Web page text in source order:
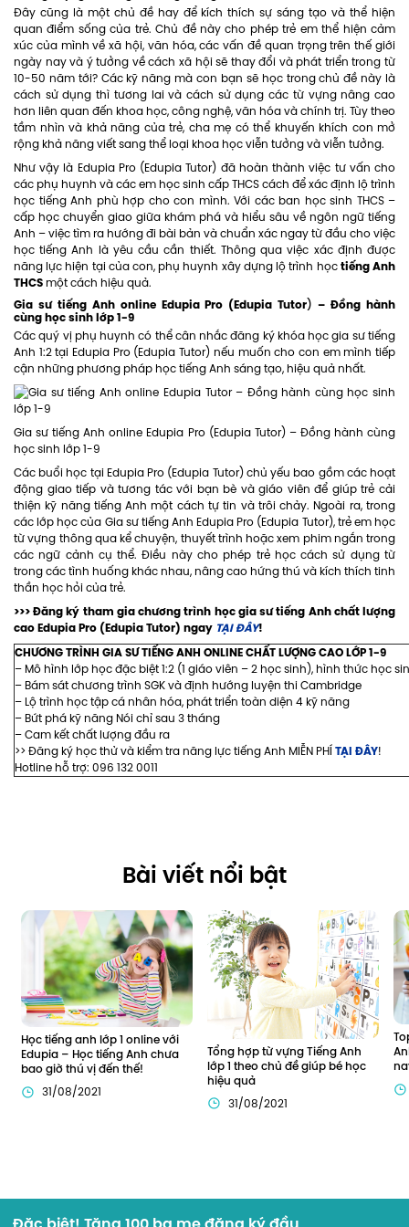
Đây cũng là một chủ đề hay để kích thích sự sáng tạo và thể hiện
quan điểm sống của trẻ. Chủ đề này cho phép trẻ em thể hiện cảm
xúc của mình về xã hội, văn hóa, các vấn đề quan trọng trên thế giới
ngày nay và ý tưởng về cách xã hội sẽ thay đổi và phát triển trong từ
10-50 năm tới? Các kỹ năng mà con bạn sẽ học trong chủ đề này là
cách sử dụng thì tương lai và cách sử dụng các từ vựng nâng cao
hơn liên quan đến khoa học, công nghệ, văn hóa và chính trị. Tùy theo
tầm nhìn và khả năng của trẻ, cha mẹ có thể khuyến khích con mở
rộng khả năng viết sang thể loại khoa học viễn tưởng và viễn tưởng.
Như vậy là Edupia Pro (Edupia Tutor) đã hoàn thành việc tư vấn cho
các phụ huynh và các em học sinh cấp THCS cách để xác định lộ trình
học tiếng Anh phù hợp cho con mình. Với các ban học sinh THCS –
cấp học chuyển giao giữa khám phá và hiểu sâu về ngôn ngữ tiếng
Anh – việc tìm ra hướng đi bài bản và chuẩn xác ngay từ đầu cho việc
học tiếng Anh là yêu cầu cần thiết. Thông qua việc xác định được
năng lực hiện tại của con, phụ huynh xây dựng lộ trình họctiếng Anh
THCS một cách hiệu quả.
Gia sư tiếng Anh online Edupia Pro (Edupia Tutor) – Đồng hành
cùng học sinh lớp 1-9
Các quý vị phụ huynh có thể cân nhắc đăng ký khóa học gia sư tiếng
Anh 1:2 tại Edupia Pro (Edupia Tutor) nếu muốn cho con em mình tiếp
cận những phương pháp học tiếng Anh sáng tạo, hiệu quả nhất.
Gia sư tiếng Anh online Edupia Pro (Edupia Tutor) – Đồng hành cùng
học sinh lớp 1-9
Các buổi học tại Edupia Pro (Edupia Tutor) chủ yếu bao gồm các hoạt
động giao tiếp và tương tác với bạn bè và giáo viên để giúp trẻ cải
thiện kỹ năng tiếng Anh một cách tự tin và trôi chảy. Ngoài ra, trong
các lớp học của Gia sư tiếng Anh Edupia Pro (Edupia Tutor), trẻ em học
từ vựng thông qua kể chuyện, thuyết trình hoặc xem phim ngắn trong
các ngữ cảnh cụ thể. Điều này cho phép trẻ học cách sử dụng từ
trong các tình huống khác nhau, nâng cao hứng thú và kích thích tinh
thần học hỏi của trẻ.
>>> Đăng ký tham gia chương trình học gia sư tiếng Anh chất lượng
cao Edupia Pro (Edupia Tutor) ngay TẠI ĐÂY!
CHƯƠNG TRÌNH GIA SƯ TIẾNG ANH ONLINE CHẤT LƯỢNG CAO LỚP 1-9
– Mô hình lớp học đặc biệt 1:2 (1 giáo viên – 2 học sinh), hình thức học
– Bám sát chương trình SGK và định hướng luyện thi Cambridge
– Lộ trình học tập cá nhân hóa, phát triển toàn diện 4 kỹ năng
– Bứt phá kỹ năng Nói chỉ sau 3 tháng
– Cam kết chất lượng đầu ra
>> Đăng ký học thử và kiểm tra năng lực tiếng Anh MIỄN PHÍTẠI ĐÂY!
Hotline hỗ trợ: 096 132 0011
Bài viết nổi bật
Học tiếng anh lớp 1 online với
Edupia – Học tiếng Anh chưa
bao giờ thú vị đến thế!
31/08/2021
Tổng hợp từ vựng Tiếng Anh
lớp 1 theo chủ đề giúp bé học
hiệu quả
31/08/2021